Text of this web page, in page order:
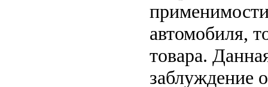
автомобиля,
товара.
заблуждение